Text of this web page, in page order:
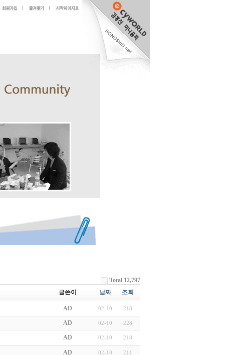
Total 12,797
글쓴이 날짜 조회
AD 02-10 218
AD 02-10 228
AD 02-10 218
AD 02-10 211